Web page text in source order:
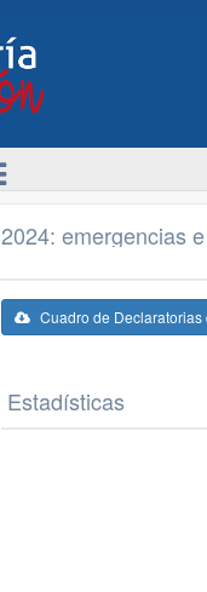
2024: emergencias
Cuadro de
Estadísticas